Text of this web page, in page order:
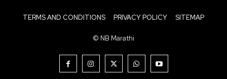
TERMS AND CONDITIONS PRIVACY POLICY SITEMAP
© NB Marathi